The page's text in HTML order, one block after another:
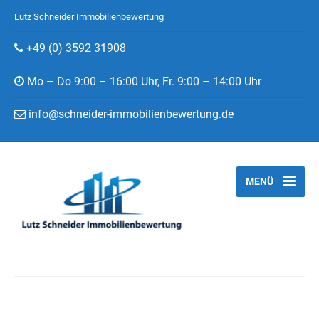
Lutz Schneider Immobilienbewertung
+49 (0) 3592 31908
Mo – Do 9:00 – 16:00 Uhr, Fr. 9:00 – 14:00 Uhr
info@schneider-immobilienbewertung.de
MENÜ